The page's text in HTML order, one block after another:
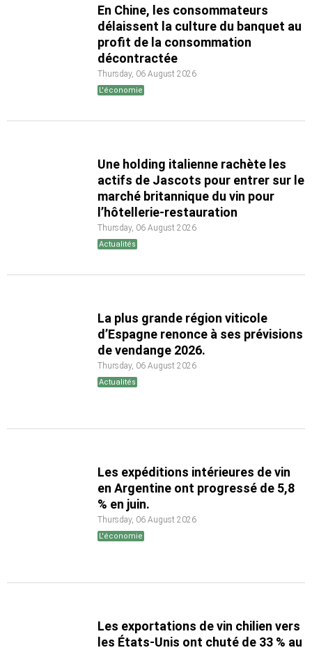
En Chine, les consommateurs
délaissent la culture du banquet au
profit de la consommation
décontractée
Thursday, 06 August 2026
L'économie
Une holding italienne rachète les
actifs de Jascots pour entrer sur le
marché britannique du vin pour
l’hôtellerie-restauration
Thursday, 06 August 2026
Actualités
La plus grande région viticole
d’Espagne renonce à ses prévisions
de vendange 2026.
Thursday, 06 August 2026
Actualités
Les expéditions intérieures de vin
en Argentine ont progressé de 5,8
% en juin.
Thursday, 06 August 2026
L'économie
Les exportations de vin chilien vers
les États-Unis ont chuté de 33 % au